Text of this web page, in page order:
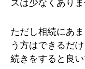
スは少なくありま
ただし相続にあ
う方はできるだ
続きをすると良い